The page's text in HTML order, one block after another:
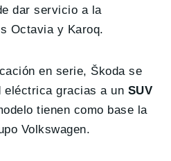
dar servicio a la
Octavia y Karoq.
en serie, Škoda se
eléctrica gracias a un SUV
tienen como base la
Volkswagen.